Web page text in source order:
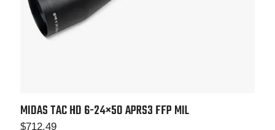
MIDAS TAC HD 6-24×50APRS3 FFP MIL
$712.49